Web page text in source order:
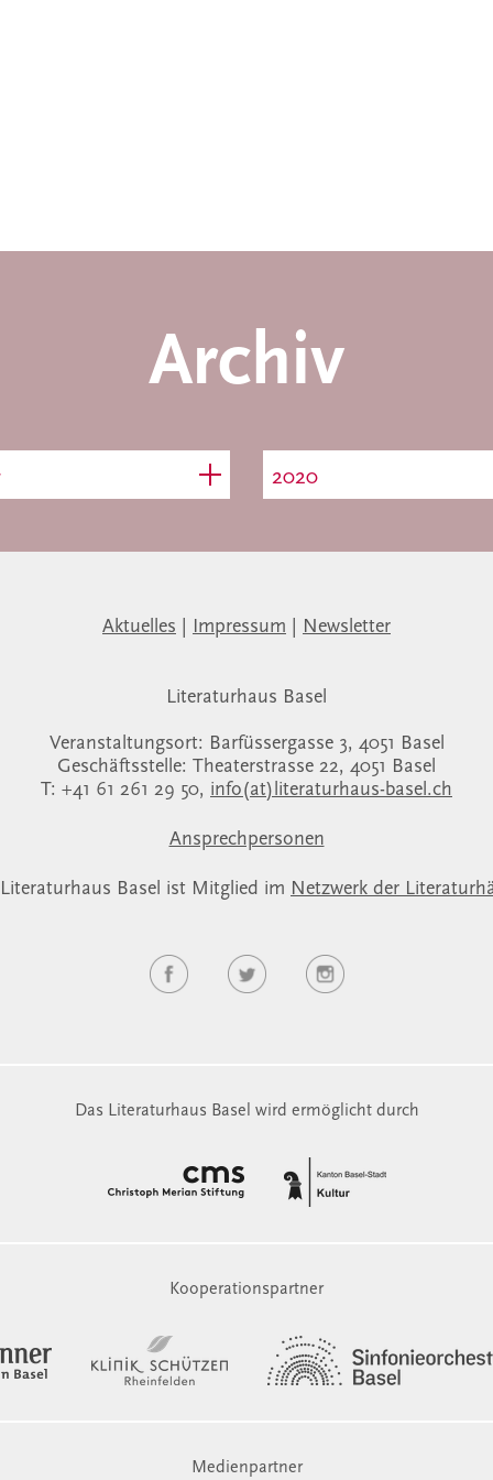
Archiv
2020
Aktuelles Impressum Newsletter
Literaturhaus Basel
Veranstaltungsort: Barfüssergasse 3, 4051 Basel
Geschäftsstelle: Theaterstrasse 22, 4051 Basel
T: +41 61 261 29 50, info(at)literaturhaus-basel.ch
Ansprechpersonen
Basel ist Mitglied im Netzwerk der
Das Literaturhaus Basel wird ermöglicht durch
Kooperationspartner
Medienpartner